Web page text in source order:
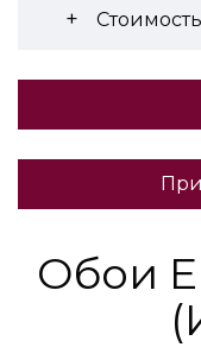
Стоимость
Обои